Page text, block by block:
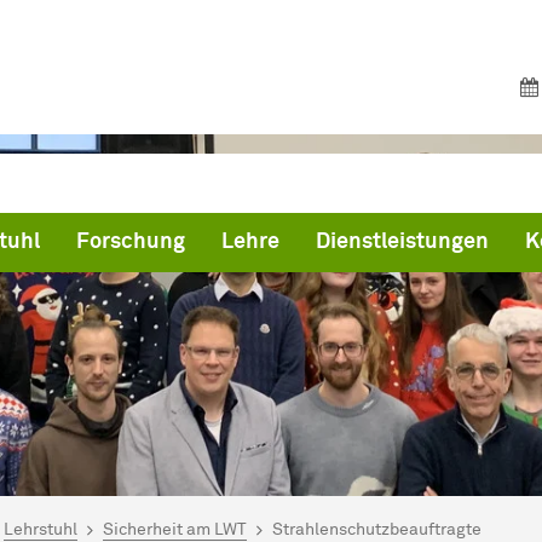
Forschung Lehre Dienstleistungen
hier:
Lehrstuhl Sicherheit am LWT Strahlenschutzbeauftragte